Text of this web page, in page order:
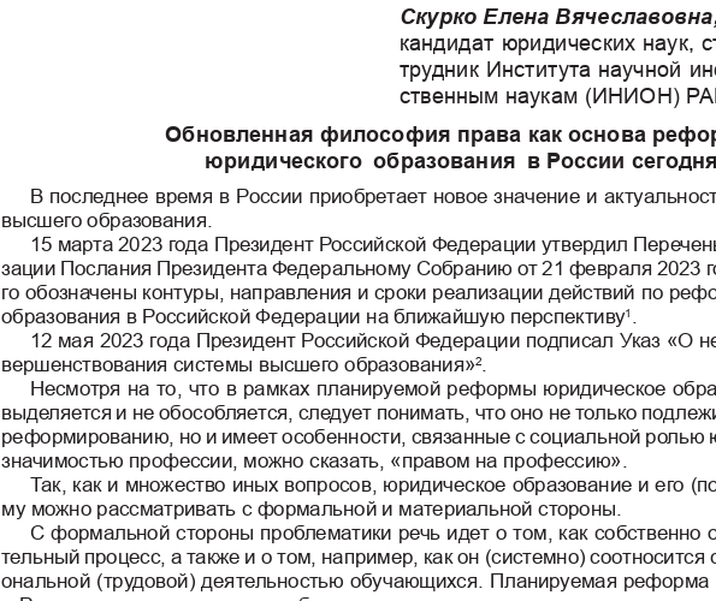
Скурко Елена Вячеславовна
кандидат юридических наук,
трудник Института научной
ственным наукам (ИНИОН)
Обновленная философия права как основа
юридического образования в России сегодня
В последнее время в России приобретает новое значение и актуаль
высшего образования.
15 марта 2023 года Президент Российской Федерации утвердил Пере
зации Послания Президента Федеральному Собранию от 21 февраля 2023
го обозначены контуры, направления и сроки реализации действий по
образования в Российской Федерации на ближайшую перспективу1
12 мая 2023 года Президент Российской Федерации подписал Указ «О
вершенствования системы высшего образования»2
Несмотря на то, что в рамках планируемой реформы юридическое об
выделяется и не обособляется, следует понимать, что оно не только
реформированию, но и имеет особенности, связанные с социальной ролью
значимостью профессии, можно сказать, «правом на профессию».
Так, как и множество иных вопросов, юридическое образование и его
му можно рассматривать с формальной и материальной стороны.
С формальной стороны проблематики речь идет о том, как собственно
тельный процесс, а также и о том, например, как он (системно) с
ональной (трудовой) деятельностью обучающихся. Планируемая реформа